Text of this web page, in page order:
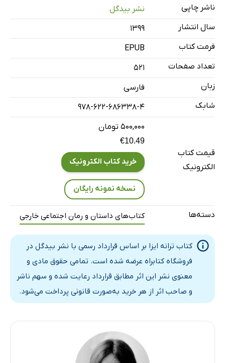
ناشر چاپی
نشر بیدگل
سال انتشار
۱۳۹۹
فرمت کتاب
EPUB
تعداد صفحات
521
زبان
فارسی
شابک
978-622-686338-4
قیمت کتاب
الکترونیک
۵۰۰,۰۰۰ تومان
€10.49
خرید کتاب الکترونیک
نسخه نمونه رایگان
دسته‌ها کتاب‌های داستان و رمان اجتماعی خارجی
کتاب ترانه ایزا بر اساس قرارداد رسمی با نشر بیدگل در
فروشگاه کتابراه عرضه شده است. تمامی حقوق مادی و
معنوی نشر این اثر مطابق قرارداد رعایت شده و سهم ناشر
و صاحب اثر از هر خرید به‌صورت قانونی پرداخت می‌شود.